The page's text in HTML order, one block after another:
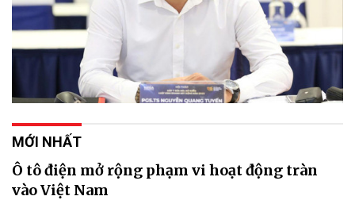
MỚI NHẤT
Ô tô điện mở rộng phạm vi hoạt động tràn
vào Việt Nam